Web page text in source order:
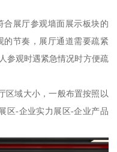
合展厅参观墙面展示板块的
的节奏，展厅通道需要疏紧
参观时遇紧急情况时方便疏
区域大小，一般布置按照以
区-企业实力展区-企业产品